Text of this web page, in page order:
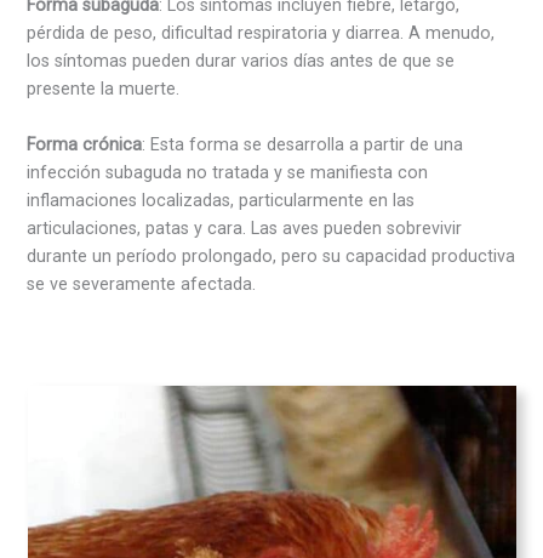
Forma subaguda: Los síntomas incluyen fiebre, letargo,
pérdida de peso, dificultad respiratoria y diarrea. A menudo,
los síntomas pueden durar varios días antes de que se
presente la muerte.
Forma crónica: Esta forma se desarrolla a partir de una
infección subaguda no tratada y se manifiesta con
inflamaciones localizadas, particularmente en las
articulaciones, patas y cara. Las aves pueden sobrevivir
durante un período prolongado, pero su capacidad productiva
se ve severamente afectada.